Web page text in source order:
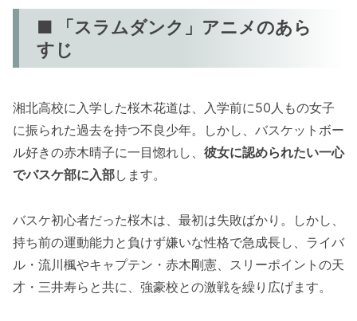
■ 「スラムダンク」アニメのあら
すじ
湘北高校に入学した桜木花道は、入学前に50人もの女子
に振られた過去を持つ不良少年。しかし、バスケットボー
ル好きの赤木晴子に一目惚れし、 彼女に認められたい一心
でバスケ部に入部します。
バスケ初心者だった桜木は、最初は失敗ばかり。しかし、
持ち前の運動能力と負けず嫌いな性格で急成長し、ライバ
ル・流川楓やキャプテン・赤木剛憲、スリーポイントの天
才・三井寿らと共に、強豪校との激戦を繰り広げます。